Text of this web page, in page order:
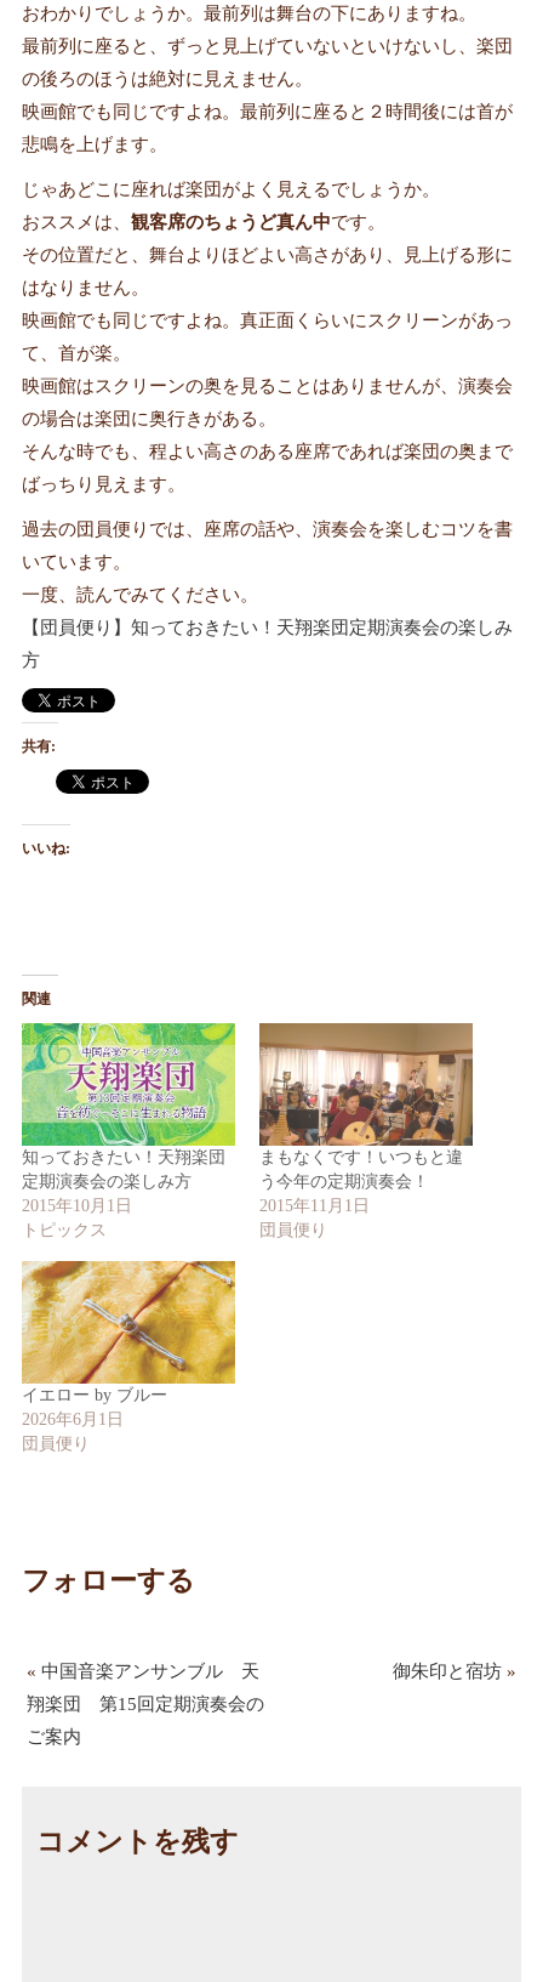
おわかりでしょうか。最前列は舞台の下にありますね。
最前列に座ると、ずっと見上げていないといけないし、楽団
の後ろのほうは絶対に見えません。
映画館でも同じですよね。最前列に座ると２時間後には首が
悲鳴を上げます。
じゃあどこに座れば楽団がよく見えるでしょうか。
おススメは、 観客席のちょうど真ん中です。
その位置だと、舞台よりほどよい高さがあり、見上げる形に
はなりません。
映画館でも同じですよね。真正面くらいにスクリーンがあっ
て、首が楽。
映画館はスクリーンの奥を見ることはありませんが、演奏会
の場合は楽団に奥行きがある。
そんな時でも、程よい高さのある座席であれば楽団の奥まで
ばっちり見えます。
過去の団員便りでは、座席の話や、演奏会を楽しむコツを書
いています。
一度、読んでみてください。
【団員便り】知っておきたい！天翔楽団定期演奏会の楽しみ
方
共有:
いいね:
関連
知っておきたい！天翔楽団
定期演奏会の楽しみ方
2015年10月1日
トピックス
まもなくです！いつもと違
う今年の定期演奏会！
2015年11月1日
団員便り
イエロー by ブルー
2026年6月1日
団員便り
フォローする
«中国音楽アンサンブル 天
翔楽団 第15回定期演奏会の
ご案内
御朱印と宿坊»
コメントを残す